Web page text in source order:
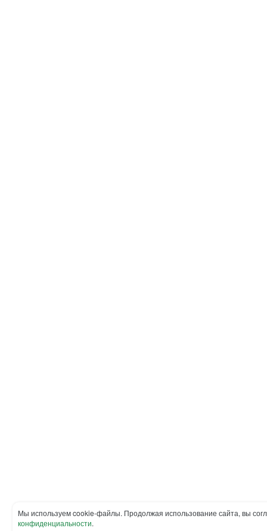
Мы используем cookie-файлы. Продолжая использование сайта, вы
конфиденциальности.